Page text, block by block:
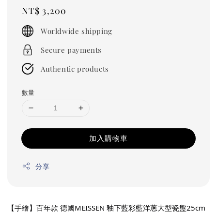
Regular
price
NT$ 3,200
Worldwide shipping
Secure payments
Authentic products
數量
加入購物車
分享
【手繪】百年款 德國MEISSEN 釉下藍彩藍洋蔥大型瓷盤25cm